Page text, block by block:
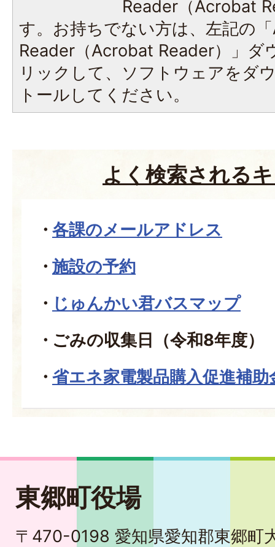
Reader（Acrobat
す。お持ちでない方は、左記の
Reader（Acrobat Reader）」ダ
リックして、ソフトウェアをダ
トールしてください。
よく検索される
各課のメールアドレス
施設の予約
じゅんかい君バスマップ
ごみの収集日（令和8年度）
省エネ家電製品購入促進補助
東郷町役場
〒470-0198 愛知県愛知郡東郷町